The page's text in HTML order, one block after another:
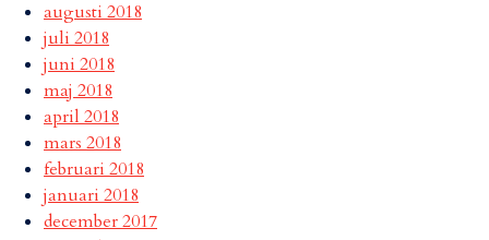
augusti 2018
juli 2018
juni 2018
maj 2018
april 2018
mars 2018
februari 2018
januari 2018
december 2017